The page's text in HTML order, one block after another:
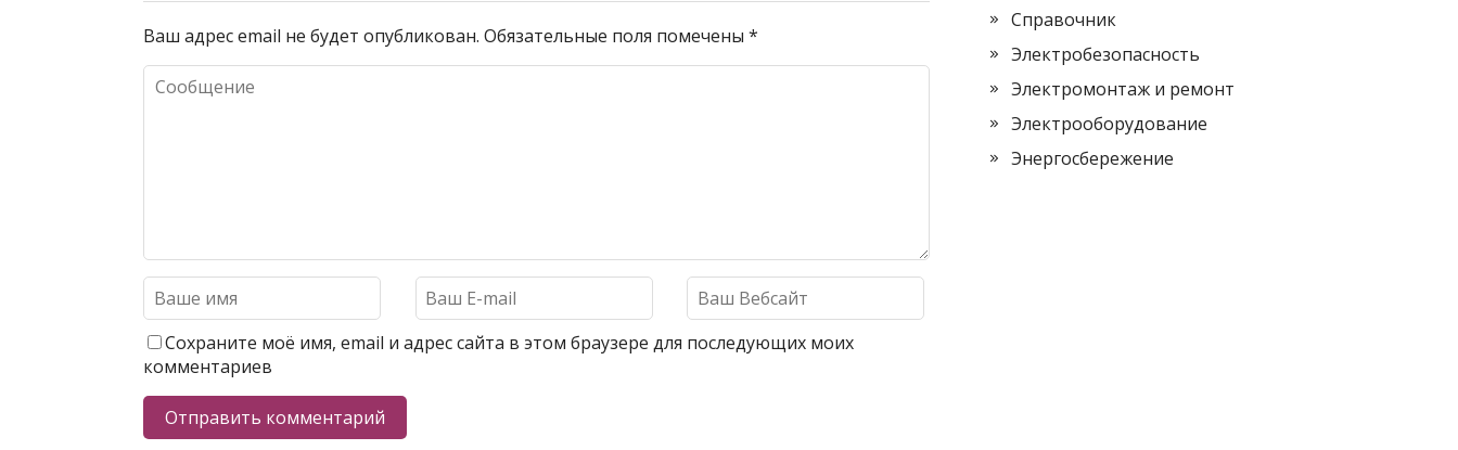
Ваш адрес email не будет опубликован. Обязательные поля помечены *
Сохраните моё имя, email и адрес сайта в этом браузере для последующих моих
комментариев
Справочник
Электробезопасность
Электромонтаж и ремонт
Электрооборудование
Энергосбережение